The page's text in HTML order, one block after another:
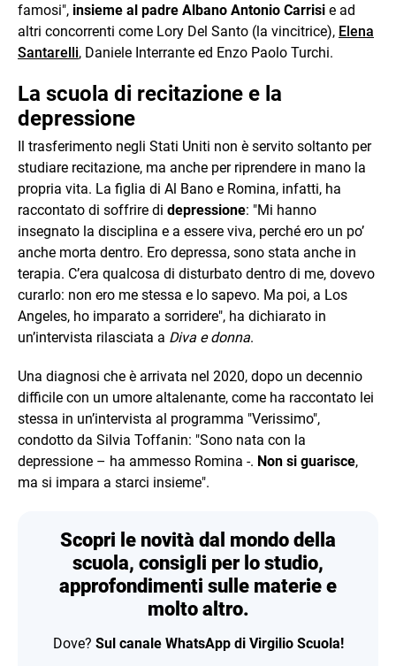
famosi", insieme al padre Albano Antonio Carrisi e ad
altri concorrenti come Lory Del Santo (la vincitrice), Elena
Santarelli, Daniele Interrante ed Enzo Paolo Turchi.
La scuola di recitazione e la
depressione
Il trasferimento negli Stati Uniti non è servito soltanto per
studiare recitazione, ma anche per riprendere in mano la
propria vita. La figlia di Al Bano e Romina, infatti, ha
raccontato di soffrire di depressione: "Mi hanno
insegnato la disciplina e a essere viva, perché ero un po’
anche morta dentro. Ero depressa, sono stata anche in
terapia. C’era qualcosa di disturbato dentro di me, dovevo
curarlo: non ero me stessa e lo sapevo. Ma poi, a Los
Angeles, ho imparato a sorridere", ha dichiarato in
un’intervista rilasciata a Diva e donna.
Una diagnosi che è arrivata nel 2020, dopo un decennio
difficile con un umore altalenante, come ha raccontato lei
stessa in un’intervista al programma "Verissimo",
condotto da Silvia Toffanin: "Sono nata con la
depressione – ha ammesso Romina -. Non si guarisce,
ma si impara a starci insieme".
Scopri le novità dal mondo della
scuola, consigli per lo studio,
approfondimenti sulle materie e
molto altro.
Dove? Sul canale WhatsApp di Virgilio Scuola!